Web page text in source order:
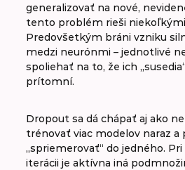
generalizovať na nové,
tento problém rieši
Predovšetkým bráni vzniku
medzi neurónmi – jednotlivé
spoliehať na to, že ich
prítomní.
Dropout sa dá chápať aj ako
trénovať viac modelov naraz a
„spriemerovať“ do jedného.
iterácii je aktívna iná